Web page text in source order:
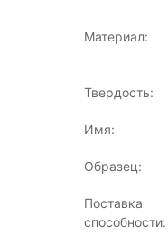
Материал:
Твердость:
Имя:
Образец:
Поставка
способности: